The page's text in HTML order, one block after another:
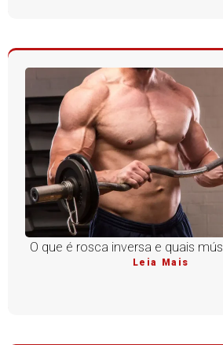
O que é rosca inversa e quais
Leia Mais